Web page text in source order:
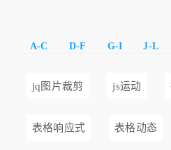
A-C D-F G-I J-L
jq图片裁剪 js运动
表格响应式 表格动态